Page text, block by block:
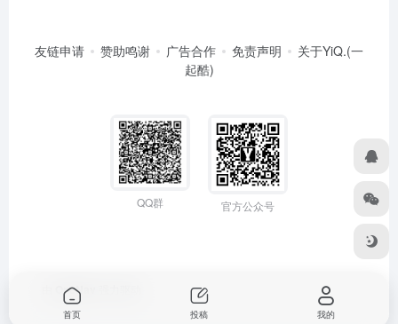
友链申请 赞助鸣谢 广告合作 免责声明
关于YiQ.(一
起酷)
QQ群 官方公众号
OneNav
首页 投稿 我的